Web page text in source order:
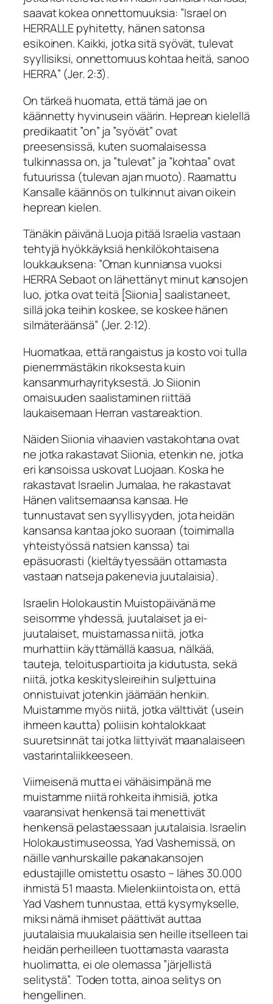
saavat kokea onnettomuuksia: ”Israel on
HERRALLE pyhitetty, hänen satonsa
esikoinen. Kaikki, jotka sitä syövät, tulevat
syyllisiksi, onnettomuus kohtaa heitä, sanoo
HERRA” (Jer. 2:3).
On tärkeä huomata, että tämä jae on
käännetty hyvinusein väärin. Heprean kielellä
predikaatit ”on” ja ”syövät” ovat
preesensissä, kuten suomalaisessa
tulkinnassa on, ja ”tulevat” ja ”kohtaa” ovat
futuurissa (tulevan ajan muoto). Raamattu
Kansalle käännös on tulkinnut aivan oikein
heprean kielen.
Tänäkin päivänä Luoja pitää Israelia vastaan
tehtyjä hyökkäyksiä henkilökohtaisena
loukkauksena: ”Oman kunniansa vuoksi
HERRA Sebaot on lähettänyt minut kansojen
luo, jotka ovat teitä [Siionia] saalistaneet,
sillä joka teihin koskee, se koskee hänen
silmäteräänsä” (Jer. 2:12).
Huomatkaa, että rangaistus ja kosto voi tulla
pienemmästäkin rikoksesta kuin
kansanmurhayrityksestä. Jo Siionin
omaisuuden saalistaminen riittää
laukaisemaan Herran vastareaktion.
Näiden Siionia vihaavien vastakohtana ovat
ne jotka rakastavat Siionia, etenkin ne, jotka
eri kansoissa uskovat Luojaan. Koska he
rakastavat Israelin Jumalaa, he rakastavat
Hänen valitsemaansa kansaa. He
tunnustavat sen syyllisyyden, jota heidän
kansansa kantaa joko suoraan (toimimalla
yhteistyössä natsien kanssa) tai
epäsuorasti (kieltäytyessään ottamasta
vastaan natseja pakenevia juutalaisia).
Israelin Holokaustin Muistopäivänä me
seisomme yhdessä, juutalaiset ja ei-
juutalaiset, muistamassa niitä, jotka
murhattiin käyttämällä kaasua, nälkää,
tauteja, teloituspartioita ja kidutusta, sekä
niitä, jotka keskitysleireihin suljettuina
onnistuivat jotenkin jäämään henkiin.
Muistamme myös niitä, jotka välttivät (usein
ihmeen kautta) poliisin kohtalokkaat
suuretsinnät tai jotka liittyivät maanalaiseen
vastarintaliikkeeseen.
Viimeisenä mutta ei vähäisimpänä me
muistamme niitä rohkeita ihmisiä, jotka
vaaransivat henkensä tai menettivät
henkensä pelastaessaan juutalaisia. Israelin
Holokaustimuseossa, Yad Vashemissä, on
näille vanhurskaille pakanakansojen
edustajille omistettu osasto – lähes 30.000
ihmistä 51 maasta. Mielenkiintoista on, että
Yad Vashem tunnustaa, että kysymykselle,
miksi nämä ihmiset päättivät auttaa
juutalaisia muukalaisia sen heille itselleen tai
heidän perheilleen tuottamasta vaarasta
huolimatta, ei ole olemassa ”järjellistä
selitystä”. Toden totta, ainoa selitys on
hengellinen.